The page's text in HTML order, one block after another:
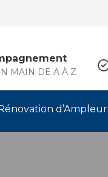
MAIN DE A À Z
d’Ampleur